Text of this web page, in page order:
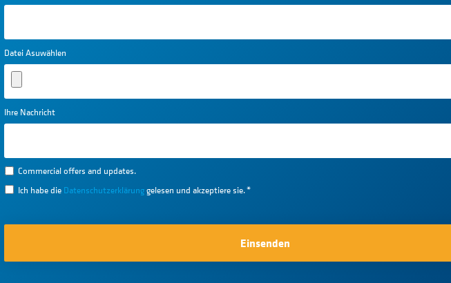
Datei Asuwählen
Ihre Nachricht
Commercial offers and updates.
Ich habe die Datenschutzerklärunggelesen und akzeptiere sie.*